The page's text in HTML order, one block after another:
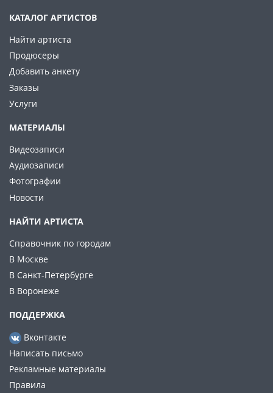
КАТАЛОГ АРТИСТОВ
Найти артиста
Продюсеры
Добавить анкету
Заказы
Услуги
МАТЕРИАЛЫ
Видеозаписи
Аудиозаписи
Фотографии
Новости
НАЙТИ АРТИСТА
Справочник по городам
В Москве
В Санкт-Петербурге
В Воронеже
ПОДДЕРЖКА
Вконтакте
Написать письмо
Рекламные материалы
Правила